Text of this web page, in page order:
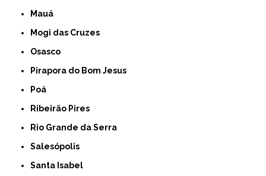
Mauá
Mogi das Cruzes
Osasco
Pirapora do Bom Jesus
Poá
Ribeirão Pires
Rio Grande da Serra
Salesópolis
Santa Isabel